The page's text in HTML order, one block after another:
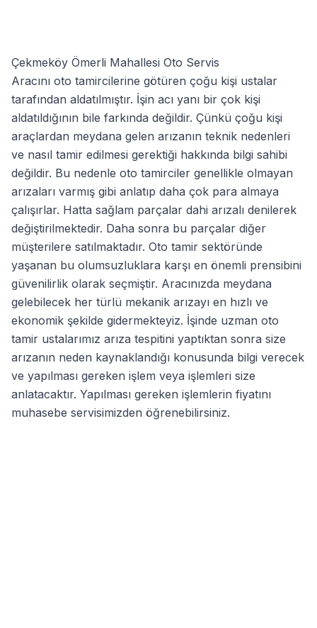
Çekmeköy Ömerli Mahallesi Oto Servis
Aracını oto tamircilerine götüren çoğu kişi ustalar
tarafından aldatılmıştır. İşin acı yanı bir çok kişi
aldatıldığının bile farkında değildir. Çünkü çoğu kişi
araçlardan meydana gelen arızanın teknik nedenleri
ve nasıl tamir edilmesi gerektiği hakkında bilgi sahibi
değildir. Bu nedenle oto tamirciler genellikle olmayan
arızaları varmış gibi anlatıp daha çok para almaya
çalışırlar. Hatta sağlam parçalar dahi arızalı denilerek
değiştirilmektedir. Daha sonra bu parçalar diğer
müşterilere satılmaktadır. Oto tamir sektöründe
yaşanan bu olumsuzluklara karşı en önemli prensibini
güvenilirlik olarak seçmiştir. Aracınızda meydana
gelebilecek her türlü mekanik arızayı en hızlı ve
ekonomik şekilde gidermekteyiz. İşinde uzman oto
tamir ustalarımız arıza tespitini yaptıktan sonra size
arızanın neden kaynaklandığı konusunda bilgi verecek
ve yapılması gereken işlem veya işlemleri size
anlatacaktır. Yapılması gereken işlemlerin fiyatını
muhasebe servisimizden öğrenebilirsiniz.